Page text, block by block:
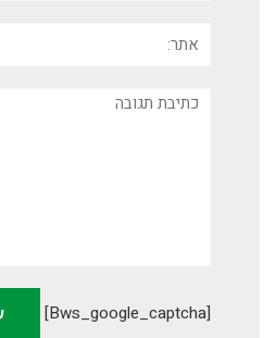
תגובה
[bws_google_captcha]